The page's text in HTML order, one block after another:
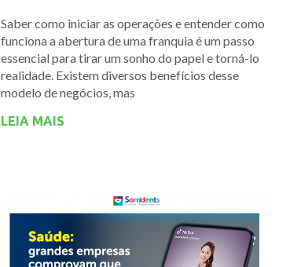
Saber como iniciar as operações e entender como
funciona a abertura de uma franquia é um passo
essencial para tirar um sonho do papel e torná-lo
realidade. Existem diversos benefícios desse
modelo de negócios, mas
LEIA MAIS